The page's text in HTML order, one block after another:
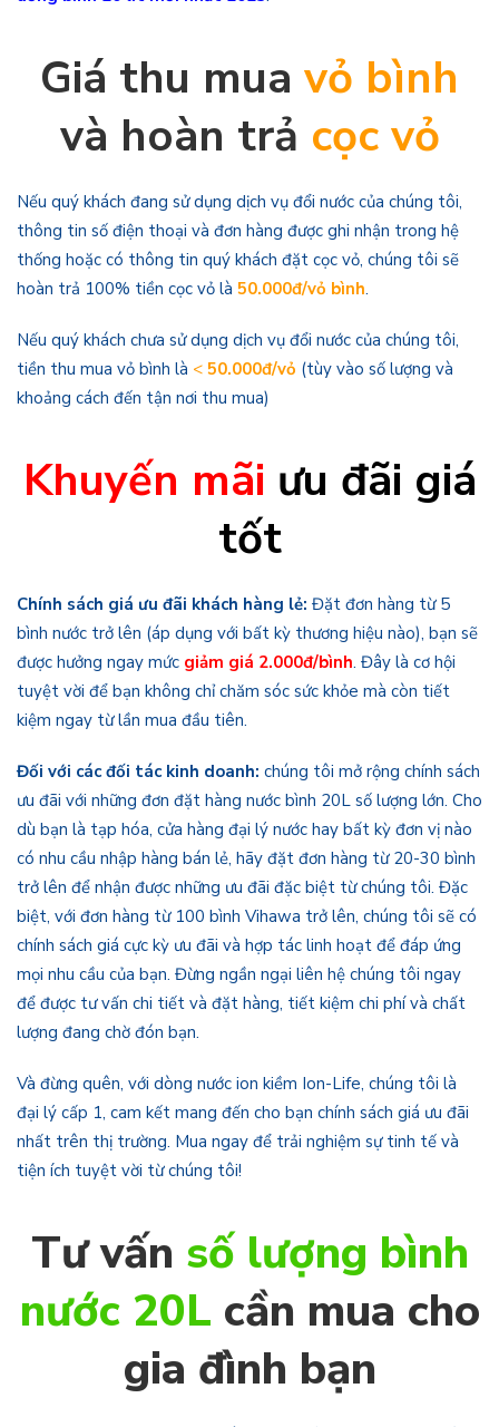
Giá thu mua vỏ bình
và hoàn trả cọc vỏ
Nếu quý khách đang sử dụng dịch vụ đổi nước của chúng tôi,
thông tin số điện thoại và đơn hàng được ghi nhận trong hệ
thống hoặc có thông tin quý khách đặt cọc vỏ, chúng tôi sẽ
hoàn trả 100% tiền cọc vỏ là 50.000đ/vỏ bình.
Nếu quý khách chưa sử dụng dịch vụ đổi nước của chúng tôi,
tiền thu mua vỏ bình là < 50.000đ/vỏ (tùy vào số lượng và
khoảng cách đến tận nơi thu mua)
Khuyến mãi ưu đãi giá
tốt
Chính sách giá ưu đãi khách hàng lẻ: Đặt đơn hàng từ 5
bình nước trở lên (áp dụng với bất kỳ thương hiệu nào), bạn sẽ
được hưởng ngay mức giảm giá 2.000đ/bình. Đây là cơ hội
tuyệt vời để bạn không chỉ chăm sóc sức khỏe mà còn tiết
kiệm ngay từ lần mua đầu tiên.
Đối với các đối tác kinh doanh: chúng tôi mở rộng chính sách
ưu đãi với những đơn đặt hàng nước bình 20L số lượng lớn. Cho
dù bạn là tạp hóa, cửa hàng đại lý nước hay bất kỳ đơn vị nào
có nhu cầu nhập hàng bán lẻ, hãy đặt đơn hàng từ 20-30 bình
trở lên để nhận được những ưu đãi đặc biệt từ chúng tôi. Đặc
biệt, với đơn hàng từ 100 bình Vihawa trở lên, chúng tôi sẽ có
chính sách giá cực kỳ ưu đãi và hợp tác linh hoạt để đáp ứng
mọi nhu cầu của bạn. Đừng ngần ngại liên hệ chúng tôi ngay
để được tư vấn chi tiết và đặt hàng, tiết kiệm chi phí và chất
lượng đang chờ đón bạn.
Và đừng quên, với dòng nước ion kiềm Ion-Life, chúng tôi là
đại lý cấp 1, cam kết mang đến cho bạn chính sách giá ưu đãi
nhất trên thị trường. Mua ngay để trải nghiệm sự tinh tế và
tiện ích tuyệt vời từ chúng tôi!
Tư vấn số lượng bình
nước 20L cần mua cho
gia đình bạn